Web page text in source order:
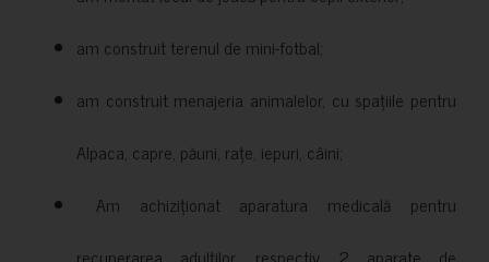
am construit terenul de mini-fotbal;
am construit menajeria animalelor, cu spațiile pentru
Alpaca, capre, păuni, rațe, iepuri, câini;
Am achiziționat aparatura medicală pentru